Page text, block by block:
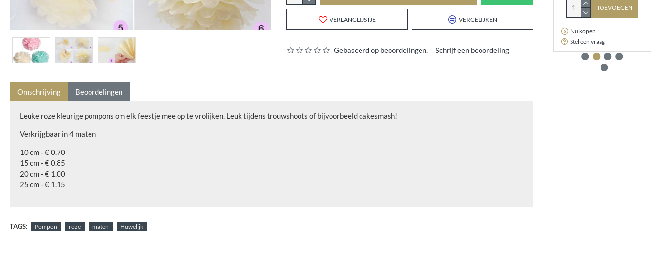
Gebaseerd op beoordelingen. - Schrijf een beoordeling
VERLANGLIJSTJE VERGELIJKEN
Omschrijving Beoordelingen
Leuke roze kleurige pompons om elk feestje mee op te vrolijken. Leuk tijdens trouwshoots of bijvoorbeeld cakesmash!
Verkrijgbaar in 4 maten
10 cm - € 0.70
15 cm - € 0.85
20 cm - € 1.00
25 cm - € 1.15
TAGS: Pompon roze maten Huwelijk
TOEVOEGEN
Nu kopen
TOEVOEGEN
Nu kopen
Stel een vraag